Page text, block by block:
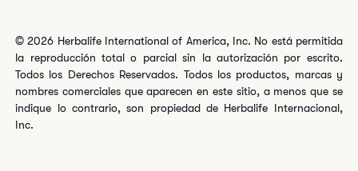
© 2026 Herbalife International of America, Inc. No está permitida
la reproducción total o parcial sin la autorización por escrito.
Todos los Derechos Reservados. Todos los productos, marcas y
nombres comerciales que aparecen en este sitio, a menos que se
indique lo contrario, son propiedad de Herbalife Internacional,
Inc.